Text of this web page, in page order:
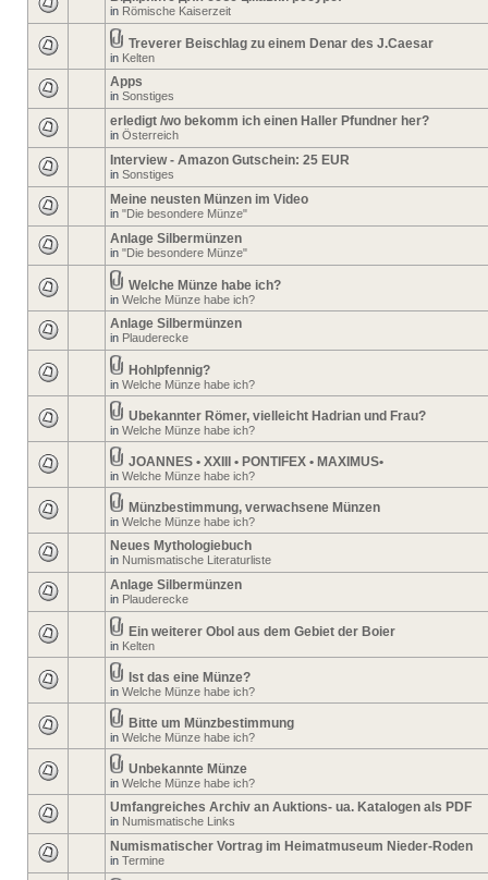
in Römische Kaiserzeit
Treverer Beischlag zu einem Denar des J.Caesar
in Kelten
Apps
in Sonstiges
erledigt /wo bekomm ich einen Haller Pfundner her?
in Österreich
Interview - Amazon Gutschein: 25 EUR
in Sonstiges
Meine neusten Münzen im Video
in "Die besondere Münze"
Anlage Silbermünzen
in "Die besondere Münze"
Welche Münze habe ich?
in Welche Münze habe ich?
Anlage Silbermünzen
in Plauderecke
Hohlpfennig?
in Welche Münze habe ich?
Ubekannter Römer, vielleicht Hadrian und Frau?
in Welche Münze habe ich?
JOANNES • XXIII • PONTIFEX • MAXIMUS•
in Welche Münze habe ich?
Münzbestimmung, verwachsene Münzen
in Welche Münze habe ich?
Neues Mythologiebuch
in Numismatische Literaturliste
Anlage Silbermünzen
in Plauderecke
Ein weiterer Obol aus dem Gebiet der Boier
in Kelten
Ist das eine Münze?
in Welche Münze habe ich?
Bitte um Münzbestimmung
in Welche Münze habe ich?
Unbekannte Münze
in Welche Münze habe ich?
Umfangreiches Archiv an Auktions- ua. Katalogen als PDF
in Numismatische Links
Numismatischer Vortrag im Heimatmuseum Nieder-Roden
in Termine